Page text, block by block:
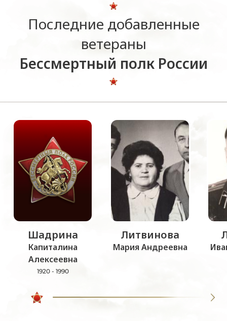
Последние добавленные
ветераны
Бессмертный полк России
Шадрина
Капиталина
Алексеевна
1920 - 1990
Литвинова
Мария Андреевна